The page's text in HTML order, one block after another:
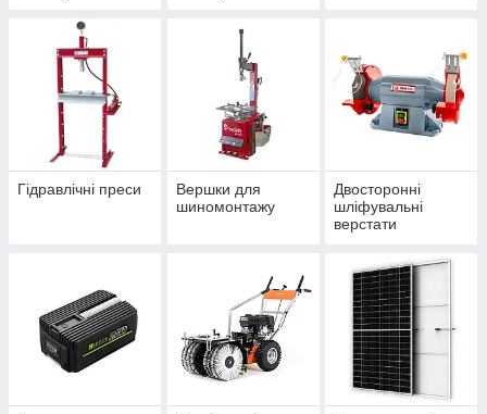
Гідравлічні преси
Вершки для
шиномонтажу
Двосторонні
шліфувальні
верстати